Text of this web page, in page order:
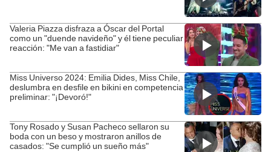
Valeria Piazza disfraza a Óscar del Portal
como un "duende navideño" y él tiene peculiar
reacción: "Me van a fastidiar"
Miss Universo 2024: Emilia Dides, Miss Chile,
deslumbra en desfile en bikini en competencia
preliminar: "¡Devoró!"
Tony Rosado y Susan Pacheco sellaron su
boda con un beso y mostraron anillos de
casados: "Se cumplió un sueño más"